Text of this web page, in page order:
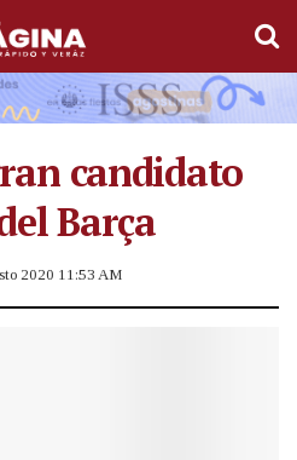
candidato
Barça
2020 11:53 AM